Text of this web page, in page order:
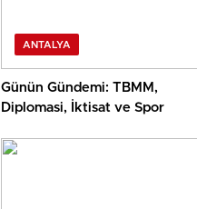
ANTALYA
Günün Gündemi: TBMM,
Diplomasi, İktisat ve Spor